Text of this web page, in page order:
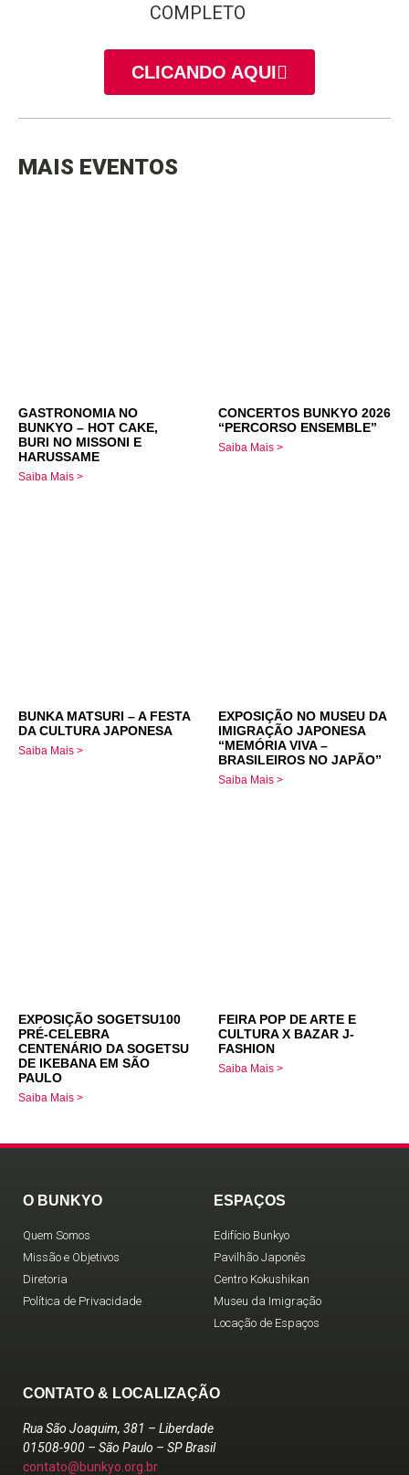
COMPLETO
CLICANDO AQUI
MAIS EVENTOS
GASTRONOMIA NO
BUNKYO – HOT CAKE,
BURI NO MISSONI E
HARUSSAME
Saiba Mais >
CONCERTOS BUNKYO 2026
“PERCORSO ENSEMBLE”
Saiba Mais >
BUNKA MATSURI – A FESTA
DA CULTURA JAPONESA
Saiba Mais >
EXPOSIÇÃO NO MUSEU DA
IMIGRAÇÃO JAPONESA
“MEMÓRIA VIVA –
BRASILEIROS NO JAPÃO”
Saiba Mais >
EXPOSIÇÃO SOGETSU100
PRÉ-CELEBRA
CENTENÁRIO DA SOGETSU
DE IKEBANA EM SÃO
PAULO
Saiba Mais >
FEIRA POP DE ARTE E
CULTURA X BAZAR J-
FASHION
Saiba Mais >
O BUNKYO
Quem Somos
Missão e Objetivos
Diretoria
Política de Privacidade
ESPAÇOS
Edifício Bunkyo
Pavilhão Japonês
Centro Kokushikan
Museu da Imigração
Locação de Espaços
CONTATO & LOCALIZAÇÃO
Rua São Joaquim, 381 – Liberdade
01508-900 – São Paulo – SP Brasil
contato@bunkyo.org.br